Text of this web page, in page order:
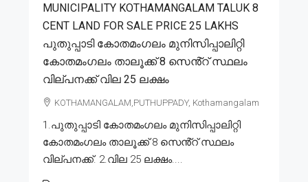
MUNICIPALITY KOTHAMANGALAM TALUK 8
CENT LAND FOR SALE PRICE 25 LAKHS
പുതുപ്പാടി കോതമംഗലം മുനിസിപ്പാലിറ്റി
കോതമംഗലം താലൂക്ക് 8 സെൻ്റ് സ്ഥലം
വില്പനക്ക് വില 25 ലക്ഷം
KOTHAMANGALAM,PUTHUPPADY, Kothamangalam
1.പുതുപ്പാടി കോതമംഗലം മുനിസിപ്പാലിറ്റി
കോതമംഗലം താലൂക്ക് 8 സെൻ്റ് സ്ഥലം
വില്പനക്ക്. 2.വില 25 ലക്ഷം....